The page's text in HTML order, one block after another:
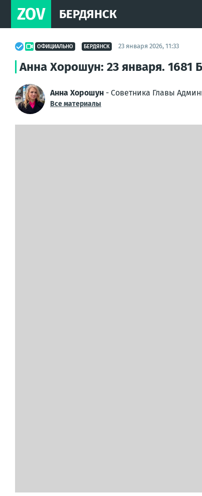
ZOV БЕРДЯНСК
ОФИЦИАЛЬНО БЕРДЯНСК 23 января 2026, 11:33
Анна Хорошун: 23 января. 1681
Анна Хорошун - Советника Главы
Все материалы